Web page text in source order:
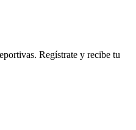
Regístrate y recibe tu